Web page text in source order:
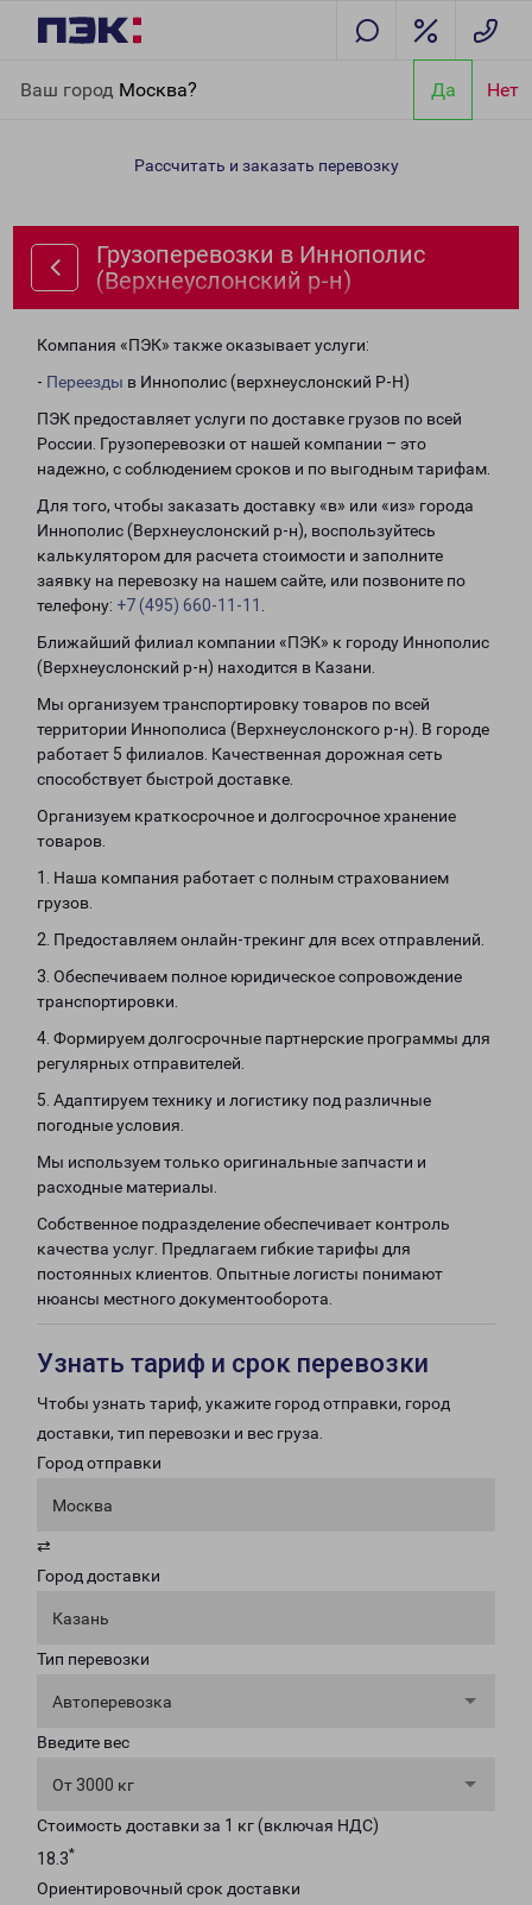
Ваш город Москва? Да Нет
(Верхнеуслонский р-н)
Рассчитать и заказать перевозку
Грузоперевозки в Иннополис
(Верхнеуслонский р-н)
Компания «ПЭК» также оказывает услуги:
- Переезды в Иннополис (верхнеуслонский Р-Н)
ПЭК предоставляет услуги по доставке грузов по всей
России. Грузоперевозки от нашей компании – это
надежно, с соблюдением сроков и по выгодным тарифам.
Для того, чтобы заказать доставку «в» или «из» города
Иннополис (Верхнеуслонский р-н), воспользуйтесь
калькулятором для расчета стоимости и заполните
заявку на перевозку на нашем сайте, или позвоните по
телефону: +7 (495) 660-11-11
Ближайший филиал компании «ПЭК» к городу Иннополис
(Верхнеуслонский р-н) находится в Казани.
Мы организуем транспортировку товаров по всей
территории Иннополиса (Верхнеуслонского р-н). В городе
работает 5 филиалов. Качественная дорожная сеть
способствует быстрой доставке.
Организуем краткосрочное и долгосрочное хранение
товаров.
1. Наша компания работает с полным страхованием
грузов.
2. Предоставляем онлайн-трекинг для всех отправлений.
3. Обеспечиваем полное юридическое сопровождение
транспортировки.
4. Формируем долгосрочные партнерские программы для
регулярных отправителей.
5. Адаптируем технику и логистику под различные
погодные условия.
Мы используем только оригинальные запчасти и
расходные материалы.
Собственное подразделение обеспечивает контроль
качества услуг. Предлагаем гибкие тарифы для
постоянных клиентов. Опытные логисты понимают
нюансы местного документооборота.
Узнать тариф и срок перевозки
Чтобы узнать тариф, укажите город отправки, город
доставки, тип перевозки и вес груза.
Город отправки
Москва
⇄
Город доставки
Казань
Тип перевозки
Автоперевозка
Введите вес
От 3000 кг
Стоимость доставки за 1 кг (включая НДС)
18.3*
Ориентировочный срок доставки